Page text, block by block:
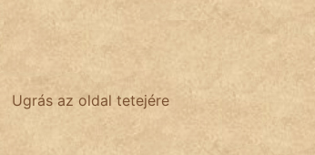
Ugrás az oldal tetejére